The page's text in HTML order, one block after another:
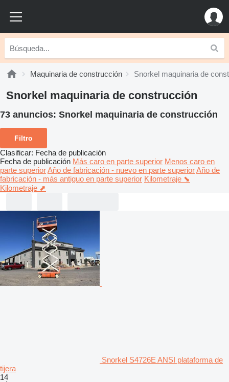
Maquinaria de construcción Snorkel maquinaria de
Snorkel maquinaria de construcción
73 anuncios: Snorkel maquinaria de construcción
Filtro
Clasificar: Fecha de publicación
Fecha de publicación Más caro en parte superior Menos caro en
parte superiorAño de fabricación - nuevo en parte superiorAño de
fabricación - más antiguo en parte superior Kilometraje ⬊
Kilometraje ⬈
Snorkel S4726E ANSI plataforma de
tijera
14